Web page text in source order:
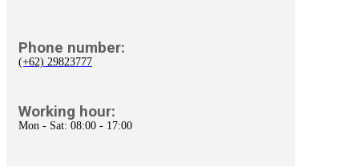
Phone number:
(+62) 29823777
Working hour:
Mon - Sat: 08:00 - 17:00